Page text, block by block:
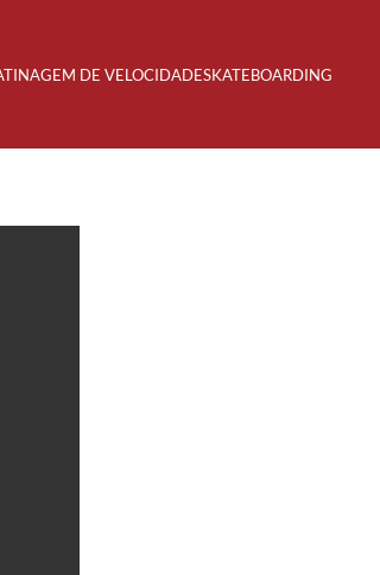
DE VELOCIDADESKATEBOARDING